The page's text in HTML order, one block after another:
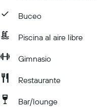
Buceo
Piscina al aire libre
Gimnasio
Restaurante
Bar/lounge